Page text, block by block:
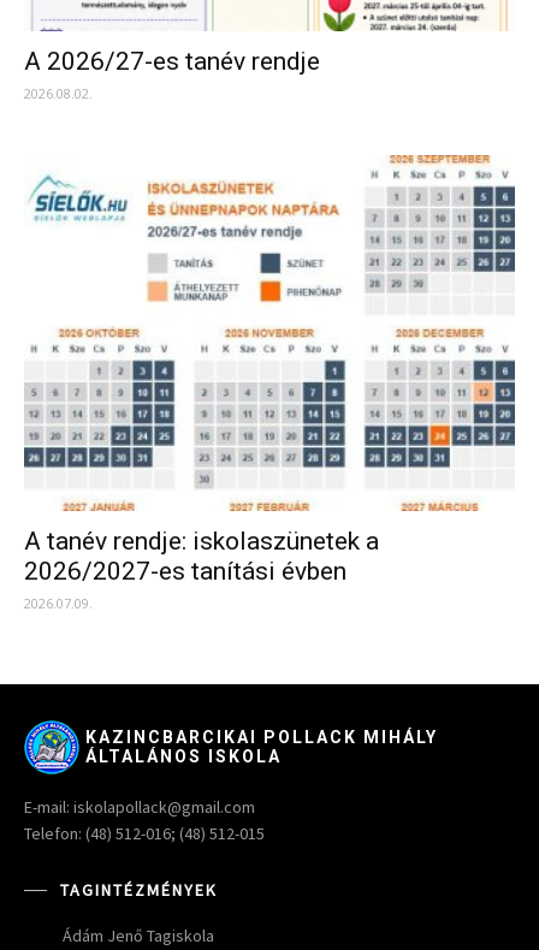
A 2026/27-es tanév rendje
2026.08.02.
A tanév rendje: iskolaszünetek a
2026/2027-es tanítási évben
2026.07.09.
KAZINCBARCIKAI POLLACK MIHÁLY
ÁLTALÁNOS ISKOLA
E-mail: iskolapollack@gmail.com
Telefon: (48) 512-016; (48) 512-015
TAGINTÉZMÉNYEK
Ádám Jenő Tagiskola